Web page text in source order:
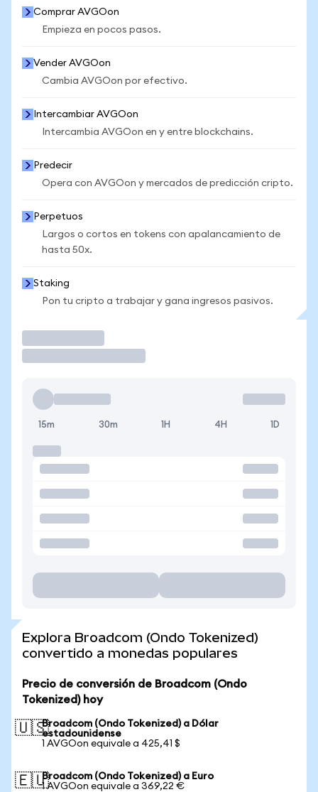
Comprar AVGOon
Empieza en pocos pasos.
Vender AVGOon
Cambia AVGOon por efectivo.
Intercambiar AVGOon
Intercambia AVGOon en y entre blockchains.
Predecir
Opera con AVGOon y mercados de predicción cripto.
Perpetuos
Largos o cortos en tokens con apalancamiento de
hasta 50x.
Staking
Pon tu cripto a trabajar y gana ingresos pasivos.
15m 30m 1H 4H 1D
Explora Broadcom (Ondo Tokenized)
convertido a monedas populares
Precio de conversión de Broadcom (Ondo
Tokenized) hoy
🇺🇸Broadcom (Ondo Tokenized) a Dólar
estadounidense
1 AVGOon equivale a 425,41 $
🇪🇺Broadcom (Ondo Tokenized) a Euro
1 AVGOon equivale a 369,22 €